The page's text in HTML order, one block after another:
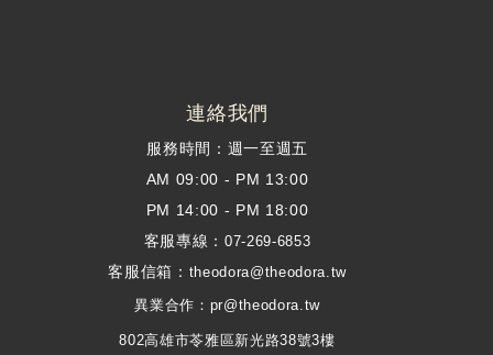
連絡我們
服務時間：週一至週五
AM 09:00 - PM 13:00
PM 14:00 - PM 18:00
客服專線：07-269-6853
客服信箱： theodora@theodora.tw
異業合作：pr@theodora.tw
802高雄市苓雅區新光路38號3樓